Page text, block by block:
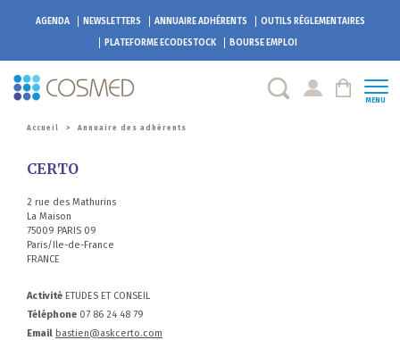
AGENDA NEWSLETTERS ANNUAIRE ADHÉRENTS
OUTILS RÉGLEMENTAIRES
PLATEFORMEECODESTOCK BOURSE EMPLOI
MENU
Accueil > Annuaire des adhérents
CERTO
2 rue des Mathurins
La Maison
75009 PARIS 09
Paris/Ile-de-France
FRANCE
Activité ETUDES ET CONSEIL
Téléphone 07 86 24 48 79
Email bastien@askcerto.com